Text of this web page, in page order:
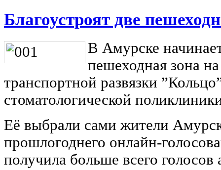
Благоустроят две
В Амурске
пешеходная зона
транспортной развязки
стоматологической
Её выбрали сами жители
прошлогоднего онлайн-
получила больше всего